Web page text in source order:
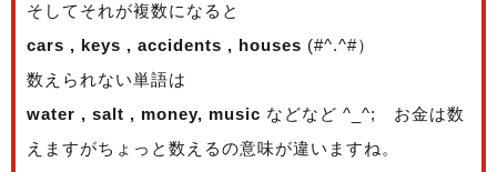
そしてそれが複数になると
cars , keys , accidents , houses (#^.^#）
数えられない単語は
water , salt , money, music などなど ^_^; お金は数
えますがちょっと数えるの意味が違いますね。